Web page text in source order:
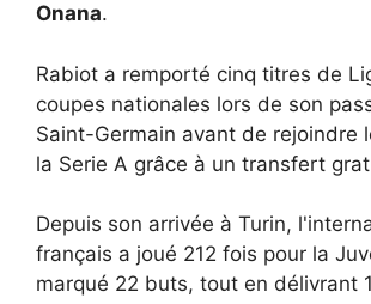
Onana.
Rabiot a remporté cinq titres de
coupes nationales lors de son
Saint-Germain avant de rejoindre
la Serie A grâce à un transfert
Depuis son arrivée à Turin,
français a joué 212 fois pour la
marqué 22 buts, tout en délivrant